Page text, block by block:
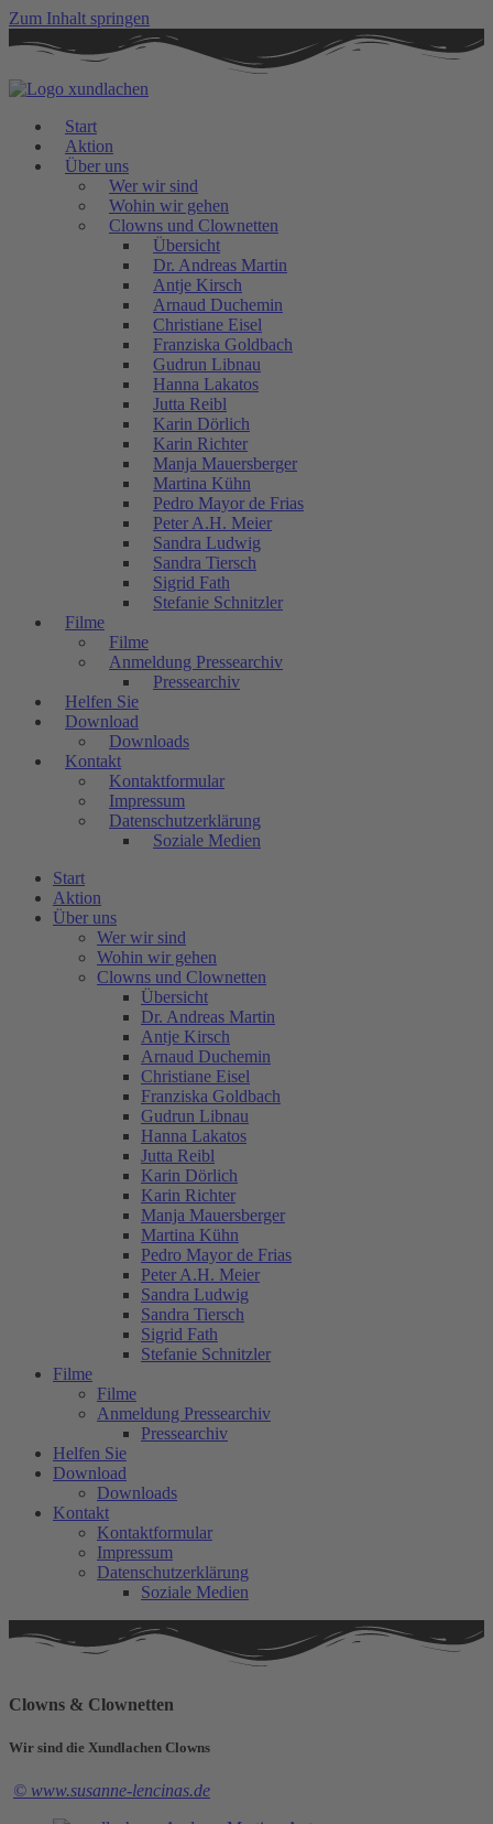
Zum Inhalt springen
Start
Aktion
Über uns
Wer wir sind
Wohin wir gehen
Clowns und Clownetten
Übersicht
Dr. Andreas Martin
Antje Kirsch
Arnaud Duchemin
Christiane Eisel
Franziska Goldbach
Gudrun Libnau
Hanna Lakatos
Jutta Reibl
Karin Dörlich
Karin Richter
Manja Mauersberger
Martina Kühn
Pedro Mayor de Frias
Peter A.H. Meier
Sandra Ludwig
Sandra Tiersch
Sigrid Fath
Stefanie Schnitzler
Filme
Filme
Anmeldung Pressearchiv
Pressearchiv
Helfen Sie
Download
Downloads
Kontakt
Kontaktformular
Impressum
Datenschutzerklärung
Soziale Medien
Start
Aktion
Über uns
Wer wir sind
Wohin wir gehen
Clowns und Clownetten
Übersicht
Dr. Andreas Martin
Antje Kirsch
Arnaud Duchemin
Christiane Eisel
Franziska Goldbach
Gudrun Libnau
Hanna Lakatos
Jutta Reibl
Karin Dörlich
Karin Richter
Manja Mauersberger
Martina Kühn
Pedro Mayor de Frias
Peter A.H. Meier
Sandra Ludwig
Sandra Tiersch
Sigrid Fath
Stefanie Schnitzler
Filme
Filme
Anmeldung Pressearchiv
Pressearchiv
Helfen Sie
Download
Downloads
Kontakt
Kontaktformular
Impressum
Datenschutzerklärung
Soziale Medien
Clowns & Clownetten
Wir sind die Xundlachen Clowns
© www.susanne-lencinas.de